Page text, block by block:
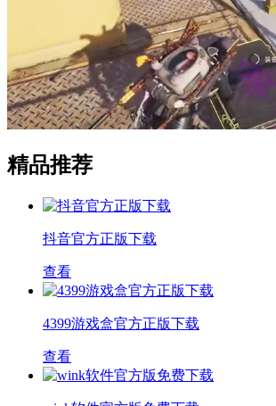
精品推荐
抖音官方正版下载
查看
4399游戏盒官方正版下载
查看